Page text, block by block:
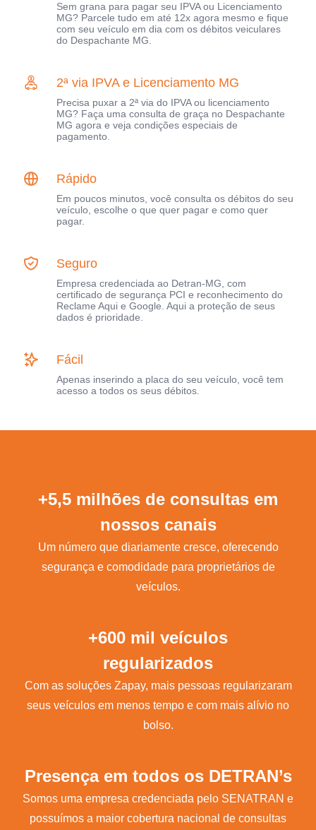
Sem grana para pagar seu IPVA ou Licenciamento
MG? Parcele tudo em até 12x agora mesmo e fique
com seu veículo em dia com os débitos veiculares
do Despachante MG.
2ª via IPVA e Licenciamento MG
Precisa puxar a 2ª via do IPVA ou licenciamento
MG? Faça uma consulta de graça no Despachante
MG agora e veja condições especiais de
pagamento.
Rápido
Em poucos minutos, você consulta os débitos do seu
veículo, escolhe o que quer pagar e como quer
pagar.
Seguro
Empresa credenciada ao Detran-MG, com
certificado de segurança PCI e reconhecimento do
Reclame Aqui e Google. Aqui a proteção de seus
dados é prioridade.
Fácil
Apenas inserindo a placa do seu veículo, você tem
acesso a todos os seus débitos.
+5,5 milhões de consultas em
nossos canais
Um número que diariamente cresce, oferecendo
segurança e comodidade para proprietários de
veículos.
+600 mil veículos
regularizados
Com as soluções Zapay, mais pessoas regularizaram
seus veículos em menos tempo e com mais alívio no
bolso.
Presença em todos os DETRAN’s
Somos uma empresa credenciada pelo SENATRAN e
possuímos a maior cobertura nacional de consultas